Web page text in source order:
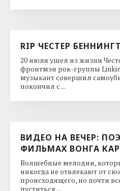
RIP ЧЕСТЕР
20 июля ушел из жизни
фронтмэн рок-группы
музыкант совершил
покончил с ...
ВИДЕО НА ВЕЧЕР:
ФИЛЬМАХ ВОНГА
Волшебные мелодии,
никогда не отвлекают от
происходящего, но почти
пуститься ...